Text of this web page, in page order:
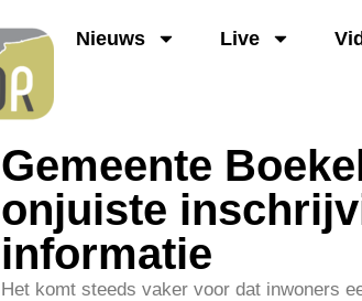
Nieuws Live
Gemeente
onjuiste
informatie
Het komt steeds vaker voor dat inwoners